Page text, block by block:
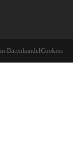
DatenhandelCookies